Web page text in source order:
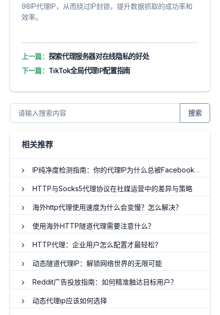
98IP代理IP，从而绕过IP封锁，提升数据抓取的成功率和
效率。
上一篇： 探索代理服务器对在线隐私的好处
下一篇： TikTok全局代理IP配置指南
搜索
相关推荐
IP纯净度检测指南：你的代理IP为什么总被Facebook标记？
HTTP与Socks5代理协议在社媒运营中的差异与策略
海外http代理使用速度为什么会变慢？怎么解决？
使用海外HTTP隧道代理需要注意什么？
HTTP代理：企业用户怎么配置才最轻松？
动态隧道代理IP：解锁网络世界的无限可能
Reddit广告投放指南：如何精准触达目标用户？
动态代理ip应该如何选择